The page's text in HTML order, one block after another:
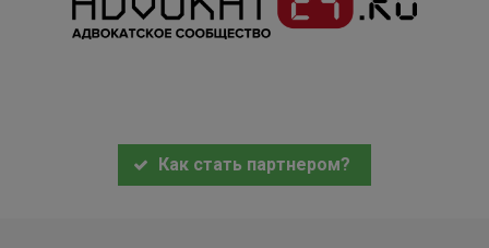
Как стать партнером?